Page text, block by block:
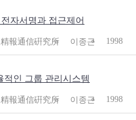
자서명과 접근제어
報通信硏究所 이종근 1998
적인 그룹 관리시스템
報通信硏究所 이종근 1998